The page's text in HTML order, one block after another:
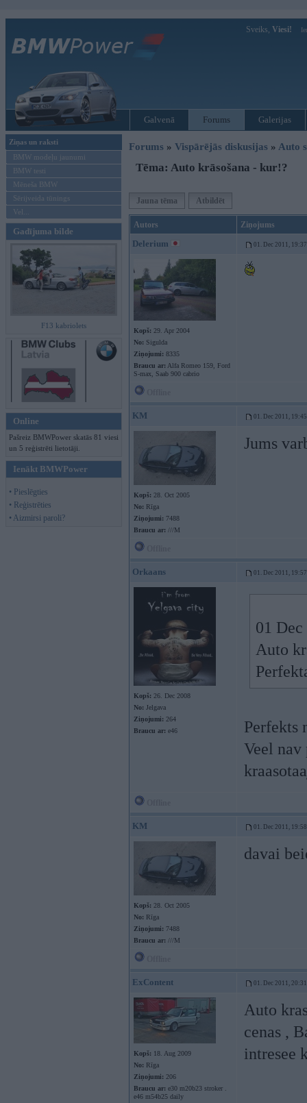
Sveiks, Viesi!
Galvenā Forums Galerijas
Ziņas un raksti
BMW modeļu jaunumi
BMW testi
Mēneša BMW
Sērijveida tūnings
Vel...
Gadījuma bilde
F13 kabriolets
Online
Pašreiz BMWPower skatās 81 viesi
un 5 reģistrēti lietotāji.
Ienākt BMWPower
• Pieslēgties
• Reģistrēties
• Aizmirsi paroli?
Forums » Vispārējās diskusijas » Auto
Tēma: Auto krāsošana - kur!?
Jauna tēma Atbildēt
Autors Ziņojums
Delerium 01. Dec 2011, 19:37
Kopš: 29. Apr 2004
No: Sigulda
Ziņojumi: 8335
Braucu ar: Alfa Romeo 159, Ford
S-max, Saab 900 cabrio
KM 01. Dec 2011, 19:45
Kopš: 28. Oct 2005
No: Rīga
Ziņojumi: 7488
Braucu ar: ///M
Jums
Orkaans 01. Dec 2011, 19:57
Kopš: 26. Dec 2008
No: Jelgava
Ziņojumi: 264
Braucu ar: e46
01
Auto
Perfekts
Veel nav
KM 01. Dec 2011, 19:58
Kopš: 28. Oct 2005
No: Rīga
Ziņojumi: 7488
Braucu ar: ///M
davai
ExContent 01. Dec 2011, 20:31
Kopš: 18. Aug 2009
No: Rīga
Ziņojumi: 206
Braucu ar: e30 m20b23 stroker .
e46 m54b25 daily
Auto
cenas ,
intresee